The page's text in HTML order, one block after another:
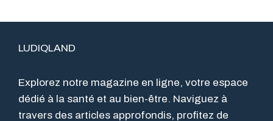
LUDIQLAND
Explorez notre magazine en ligne, votre espace
dédié à la santé et au bien-être. Naviguez à
travers des articles approfondis, profitez de